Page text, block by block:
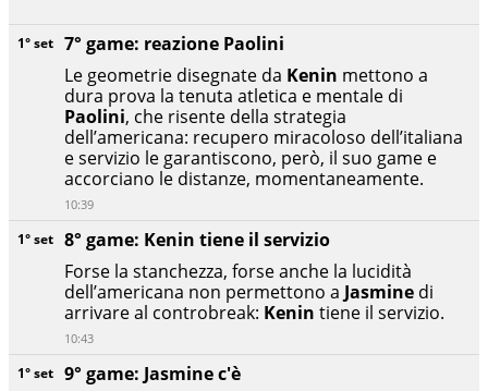
1° set 9° game: Jasmine c'è
1° set 8° game: Kenin tiene il servizio
Forse la stanchezza, forse anche la lucidità
dell’americana non permettono a Jasmine di
arrivare al controbreak: Kenin tiene il servizio.
10:43
1° set 7° game: reazione Paolini
Le geometrie disegnate da Kenin mettono a
dura prova la tenuta atletica e mentale di
Paolini, che risente della strategia
dell’americana: recupero miracoloso dell’italiana
e servizio le garantiscono, però, il suo game e
accorciano le distanze, momentaneamente.
10:39